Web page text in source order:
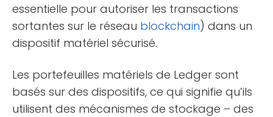
essentielle pour autoriser les transactions
sortantes sur le réseau blockchain) dans un
dispositif matériel sécurisé.
Les portefeuilles matériels de Ledger sont
basés sur des dispositifs, ce qui signifie qu’ils
utilisent des mécanismes de stockage – des